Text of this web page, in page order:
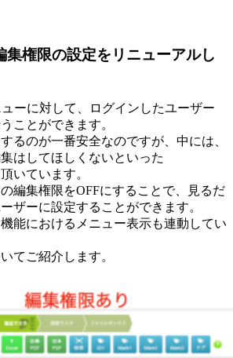
集権限の設定をリニューアルし
ーに対して、ログインしたユーザー
ことができます。
るのが一番安全なのですが、中には、
はしてほしくないといった
いています。
編集権限をOFFにすることで、見るだ
ザーに設定することができます。
能におけるメニュー表示も連動してい
てご紹介します。